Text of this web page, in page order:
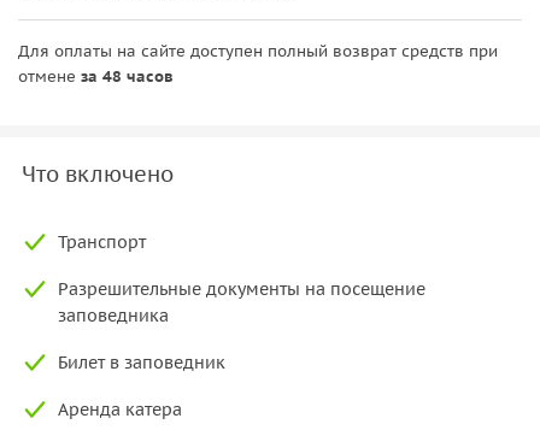
Для оплаты на сайте доступен полный возврат средств при
отмене за 48 часов
Что включено
Транспорт
Разрешительные документы на посещение
заповедника
Билет в заповедник
Аренда катера